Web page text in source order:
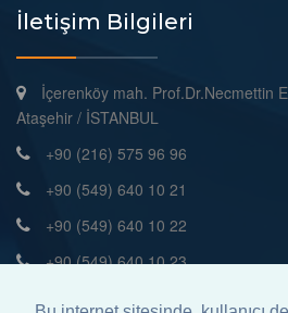
İletişim Bilgileri
İçerenköy mah. Prof.Dr.Necmettin
Ataşehir / İSTANBUL
+90 (216) 575 96 96
+90 (549) 640 10 21
+90 (549) 640 10 22
+90 (549) 640 10 23